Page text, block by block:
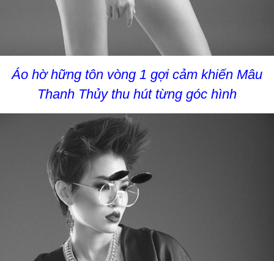
Áo hờ hững tôn vòng 1 gợi cảm khiến Mâu
Thanh Thủy thu hút từng góc hình